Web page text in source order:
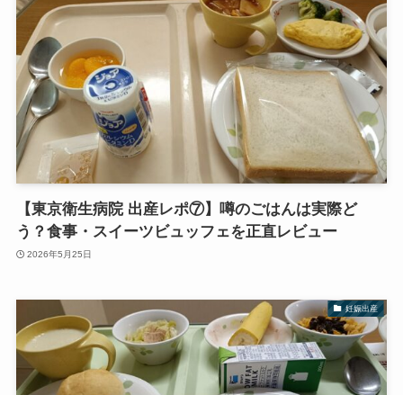
【東京衛生病院 出産レポ⑦】噂のごはんは実際ど
う？食事・スイーツビュッフェを正直レビュー
2026年5月25日
妊娠出産